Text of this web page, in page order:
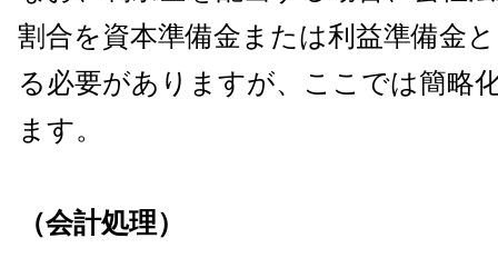
割合を資本準備金または利益準備金
る必要がありますが、ここでは簡略
ます。
（会計処理）